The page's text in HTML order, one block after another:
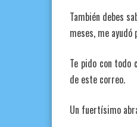
También debes
meses, me
Te pido con todo
de este correo.
Un fuertísimo